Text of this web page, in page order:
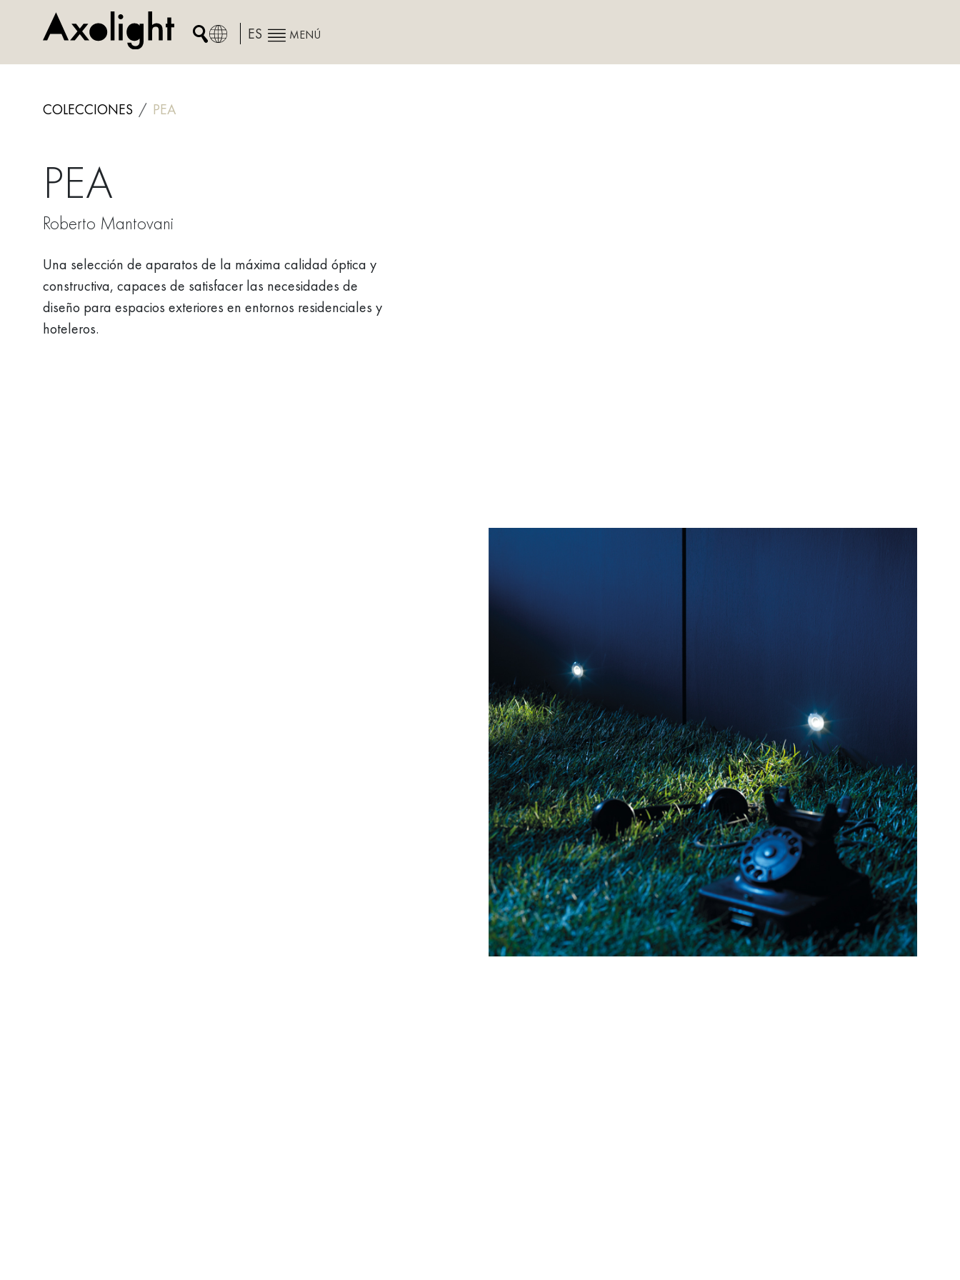
ES MENÚ
COLECCIONES PEA
PEA
Roberto Mantovani
Una selección de aparatos de la máxima calidad óptica y
constructiva, capaces de satisfacer las necesidades de
diseño para espacios exteriores en entornos residenciales y
hoteleros.